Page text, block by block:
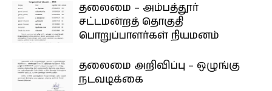
தலைமை – அம்பத்தூர்
சட்டமன்றத் தொகுதி
பொறுப்பாளர்கள் நியமனம்
தலைமை அறிவிப்பு – ஒழுங்கு
நடவடிக்கை